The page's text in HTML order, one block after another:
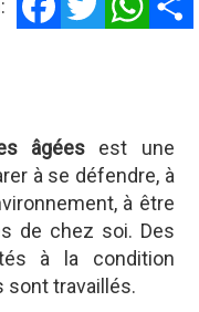
âgées est une
à se défendre, à
à être
de chez soi. Des
à la condition
sont travaillés.